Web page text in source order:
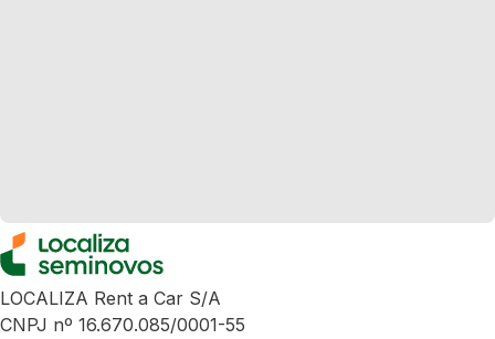
LOCALIZA Rent a Car S/A
CNPJ nº 16.670.085/0001-55